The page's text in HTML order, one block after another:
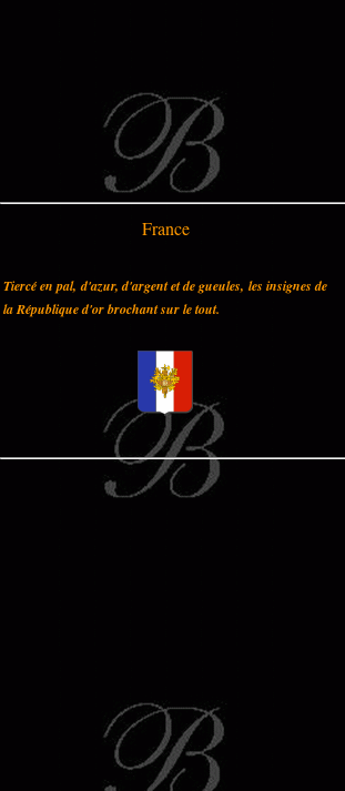
France
Tiercé en pal, d'azur, d'argent et de gueules, les insignes de
la République d'or brochant sur le tout.